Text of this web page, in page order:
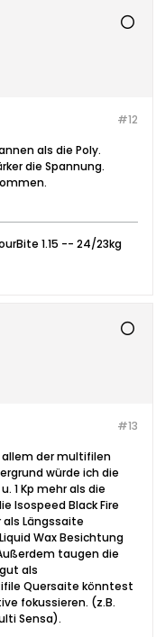
#12
als die Poly.
die Spannung.
1.15 -- 24/23kg
#13
allem der multifilen
würde ich die
1 Kp mehr als die
Isospeed Black Fire
Längssaite
Wax Besichtung
taugen die
als
Quersaite könntest
fokussieren. (z.B.
Sensa).